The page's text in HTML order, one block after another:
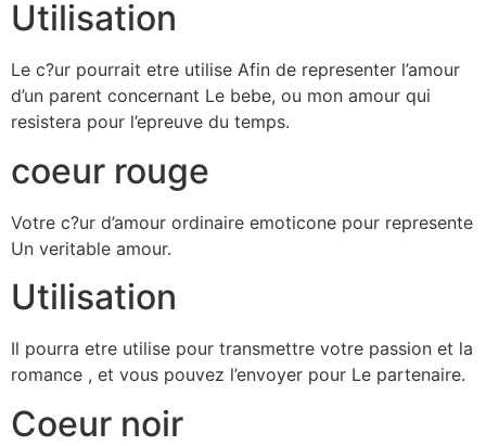
Utilisation
Le c?ur pourrait etre utilise Afin de representer l’amour
d’un parent concernant Le bebe, ou mon amour qui
resistera pour l’epreuve du temps.
coeur rouge
Votre c?ur d’amour ordinaire emoticone pour represente
Un veritable amour.
Utilisation
Il pourra etre utilise pour transmettre votre passion et la
romance , et vous pouvez l’envoyer pour Le partenaire.
Coeur noir